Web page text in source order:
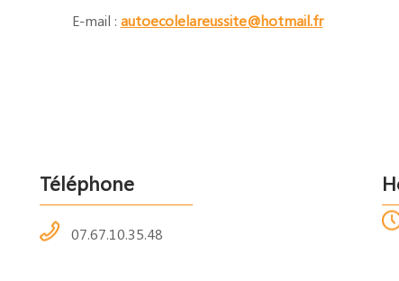
E-mail : autoecolelareussite@hotmail.fr
Téléphone
07.67.10.35.48